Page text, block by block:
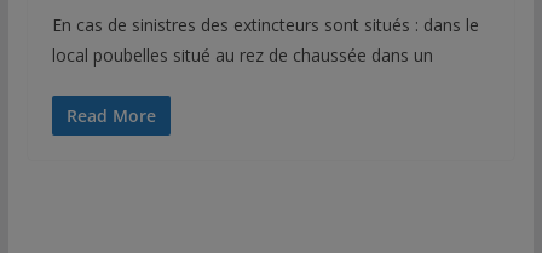
En cas de sinistres des extincteurs sont situés : dans le
local poubelles situé au rez de chaussée dans un
Read More